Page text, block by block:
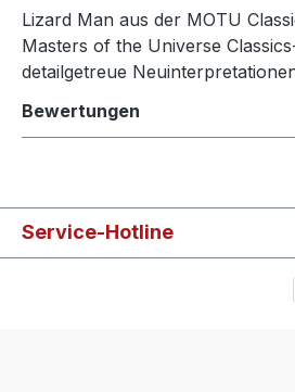
Lizard Man aus der MOTU
Masters of the Universe
detailgetreue
Bewertungen
Service-Hotline